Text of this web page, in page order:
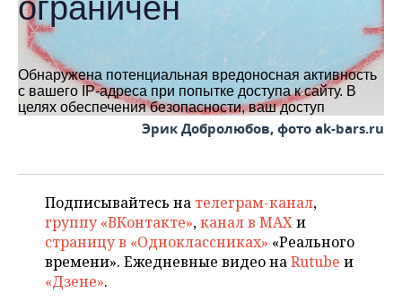
Эрик Добролюбов, фото ak-bars.ru
Подписывайтесь на телеграм-канал,
группу «ВКонтакте»,канал в MAXи
страницу в «Одноклассниках» «Реального
времени». Ежедневные видео наRutube и
«Дзене».